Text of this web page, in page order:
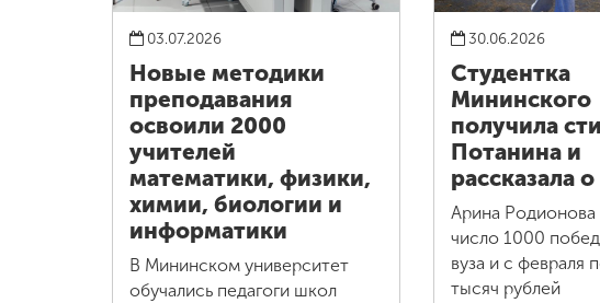
03.07.2026
Новые методики
преподавания
освоили 2000
учителей
математики, физики,
химии, биологии и
информатики
В Мининском университет
обучались педагоги школ
30.06.2026
Студентка
Мининского
получила
Потанина и
рассказала
Арина Родионова
число 1000
вуза и с февраля
тысяч рублей